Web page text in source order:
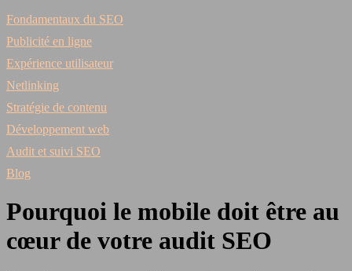
Fondamentaux du SEO
Publicité en ligne
Expérience utilisateur
Netlinking
Stratégie de contenu
Développement web
Audit et suivi SEO
Blog
Pourquoi le mobile doit être au
cœur de votre audit SEO